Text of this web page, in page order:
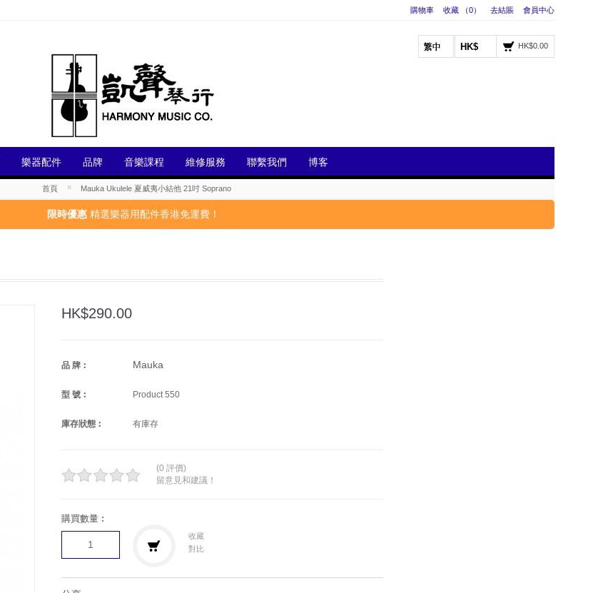
購物車 收藏 （0） 去結賬 會員中心
HK$0.00
HK$
樂器配件 品牌 音樂課程 維修服務 聯繫我們 博客
首頁 » Mauka Ukulele 夏威夷小結他 21吋 Soprano
限時優惠 精選樂器用配件香港免運費！
HK$290.00
品 牌︰ Mauka
型 號︰ Product 550
庫存狀態︰ 有庫存
(0 評價)
留意見和建議！
購買數量︰
收藏
對比